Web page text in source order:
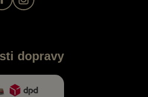
dopravy